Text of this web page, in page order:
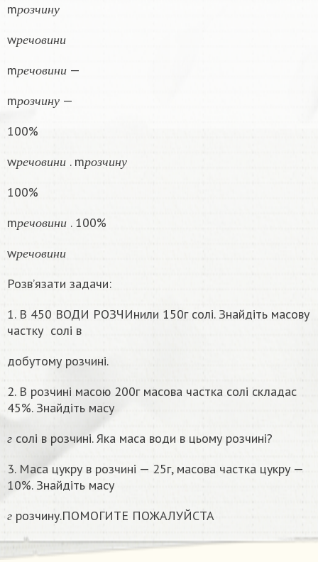
m р о з ч и н у
wр е ч о в и н и
m р е ч о в и н и
—
m р о з ч и н у
—
100%
wр е ч о в и н и . m р о з ч и н у
100%
m р е ч о в и н и
. 100%
wр е ч о в и н и
Розв’язати задачи:
1. В 450 ВОДИ РОЗЧИнили 150г солі. Знайдіть масову
частку солі в
добутому розчині.
2. В розчині масою 200г масова частка солі складас
45%. Знайдіть масу
г
солі в розчині. Яка маса води в цьому розчинi?
3. Маса цукру в розчині — 25г, масова частка цукру —
10%. Знайдіть масу
г розчину.ПОМОГИТЕ ПОЖАЛУЙСТА